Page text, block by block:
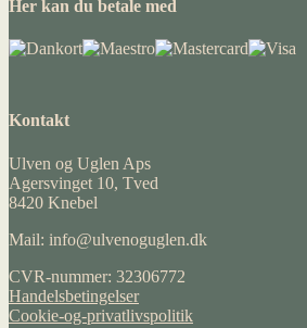
Her kan du betale med
Kontakt
Ulven og Uglen Aps
Agersvinget 10, Tved
8420 Knebel
Mail: info@ulvenoguglen.dk
CVR-nummer: 32306772
Handelsbetingelser
Cookie-og-privatlivspolitik